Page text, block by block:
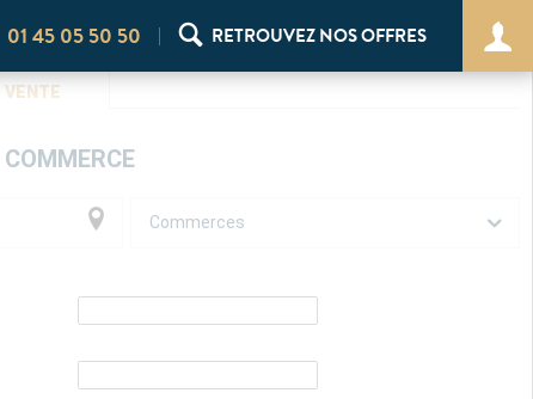
01 45 05 50 50 RETROUVEZ NOS OFFRES
VENTE
Commerces